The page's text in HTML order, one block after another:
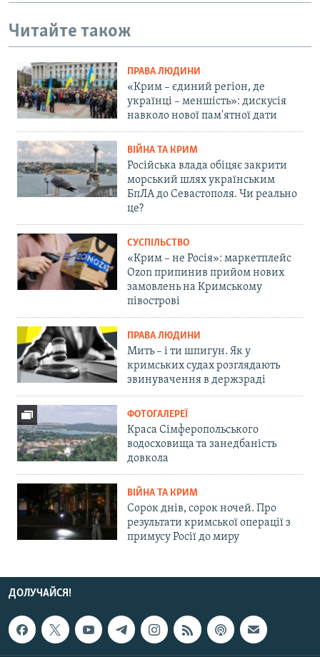
Читайте також
ПРАВА ЛЮДИНИ
«Крим – єдиний регіон, де
українці – меншість»: дискусія
навколо нової пам'ятної дати
ВІЙНА ТА КРИМ
Російська влада обіцяє закрити
морський шлях українським
БпЛА до Севастополя. Чи реально
це?
СУСПІЛЬСТВО
«Крим – не Росія»: маркетплейс
Ozon припинив прийом нових
замовлень на Кримському
півострові
ПРАВА ЛЮДИНИ
Мить – і ти шпигун. Як у
кримських судах розглядають
звинувачення в держзраді
ФОТОГАЛЕРЕЇ
Краса Сімферопольського
водосховища та занедбаність
довкола
ВІЙНА ТА КРИМ
Сорок днів, сорок ночей. Про
результати кримської операції з
примусу Росії до миру
ДОЛУЧАЙСЯ!